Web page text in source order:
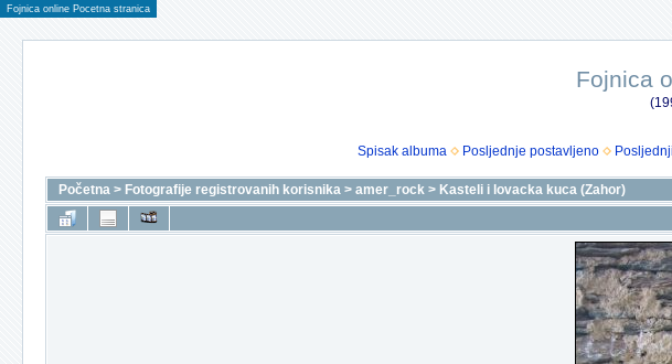
Fojnica online Pocetna stranica
Fojnica
Spisak albuma
Posljednje postavljeno
Početna > Fotografije registrovanih korisnika > amer_rock > Kasteli i lovacka kuca (Zahor)